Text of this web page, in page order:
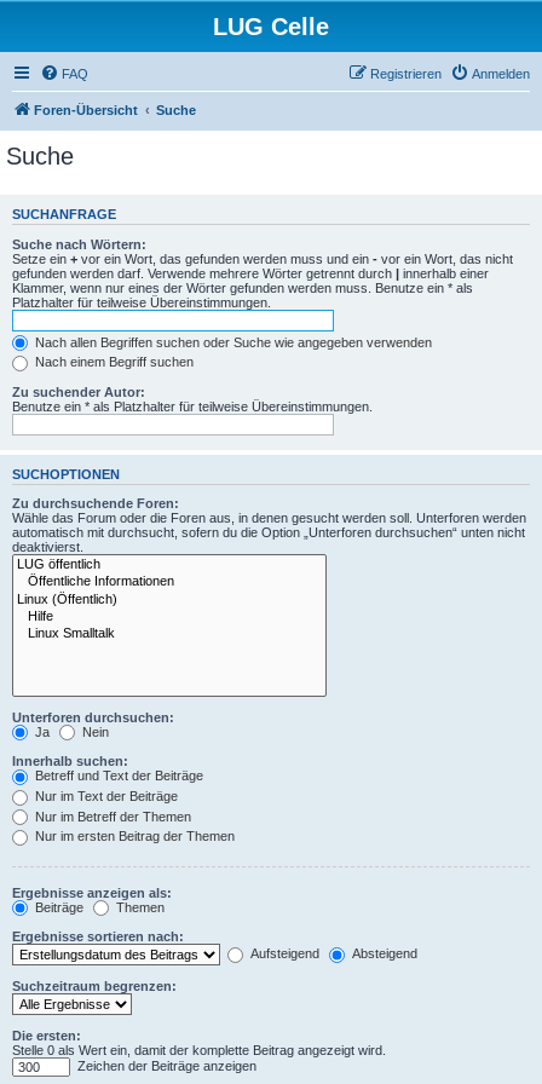
LUG Celle
FAQ Anmelden
Registrieren
Foren-Übersicht Suche
Suche
SUCHANFRAGE
Suche nach Wörtern:
Setze ein + vor ein Wort, das gefunden werden muss und ein - vor ein Wort, das nicht
gefunden werden darf. Verwende mehrere Wörter getrennt durch | innerhalb einer
Klammer, wenn nur eines der Wörter gefunden werden muss. Benutze ein * als
Platzhalter für teilweise Übereinstimmungen.
Nach allen Begriffen suchen oder Suche wie angegeben verwenden
Nach einem Begriff suchen
Zu suchender Autor:
Benutze ein * als Platzhalter für teilweise Übereinstimmungen.
SUCHOPTIONEN
Zu durchsuchende Foren:
Wähle das Forum oder die Foren aus, in denen gesucht werden soll. Unterforen werden
automatisch mit durchsucht, sofern du die Option „Unterforen durchsuchen“ unten nicht
deaktivierst.
Unterforen durchsuchen:
Ja
Nein
Innerhalb suchen:
Betreff und Text der Beiträge
Nur im Text der Beiträge
Nur im Betreff der Themen
Nur im ersten Beitrag der Themen
Ergebnisse anzeigen als:
Beiträge
Themen
Ergebnisse sortieren nach:
Aufsteigend
Absteigend
Suchzeitraum begrenzen:
Die ersten:
Stelle 0 als Wert ein, damit der komplette Beitrag angezeigt wird.
Zeichen der Beiträge anzeigen